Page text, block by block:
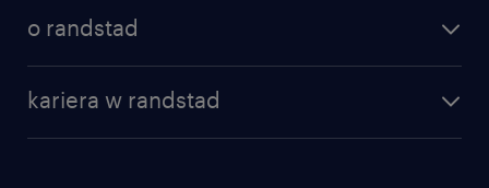
o randstad
kariera w randstad